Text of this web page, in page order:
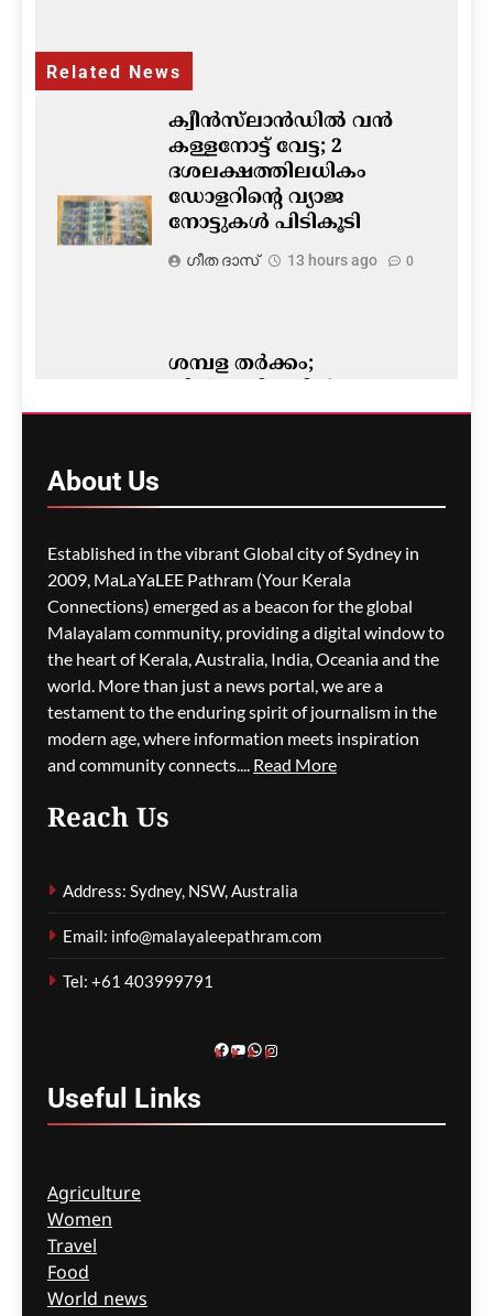
Related News
ക്വീൻസ്‌ലാൻഡിൽ വൻ
കള്ളനോട്ട് വേട്ട; 2
ദശലക്ഷത്തിലധികം
ഡോളറിന്റെ വ്യാജ
നോട്ടുകൾ പിടികൂടി
ഗീത ദാസ്‌ 13 hours ago 0
ശമ്പള തർക്കം;
ഡോക്ടർമാരുടെ ഭാഗിക
ഓസ്‌ട്രേലിയൻ വിസ
നിയമങ്ങളിൽ വൻ മാറ്റം;
അപേക്ഷാ ഫീസുകൾ
കുത്തനെ കൂട്ടി, ഒൻഷോർ
അപേക്ഷകർക്ക്
മുൻഗണന
ഗീത ദാസ്‌ 13 hours ago
പക്ഷി വർഗങ്ങൾ
വംശനാശ ഭീഷണിയിൽ
About Us
Established in the vibrant Global city of Sydney in
2009, MaLaYaLEE Pathram (Your Kerala
Connections) emerged as a beacon for the global
Malayalam community, providing a digital window to
the heart of Kerala, Australia, India, Oceania and the
world. More than just a news portal, we are a
testament to the enduring spirit of journalism in the
modern age, where information meets inspiration
and community connects.... Read More
Reach Us
Address: Sydney, NSW, Australia
Email: info@malayaleepathram.com
Tel: +61 403999791
Facebook
YouTube
WhatsApp
Instagram
Useful Links
Agriculture
Women
Travel
Food
World news